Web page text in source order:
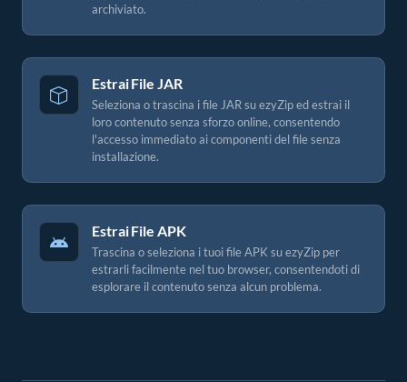
archiviato.
Estrai File JAR
Seleziona o trascina i file JAR su ezyZip ed estrai il
loro contenuto senza sforzo online, consentendo
l'accesso immediato ai componenti del file senza
installazione.
Estrai File APK
Trascina o seleziona i tuoi file APK su ezyZip per
estrarli facilmente nel tuo browser, consentendoti di
esplorare il contenuto senza alcun problema.